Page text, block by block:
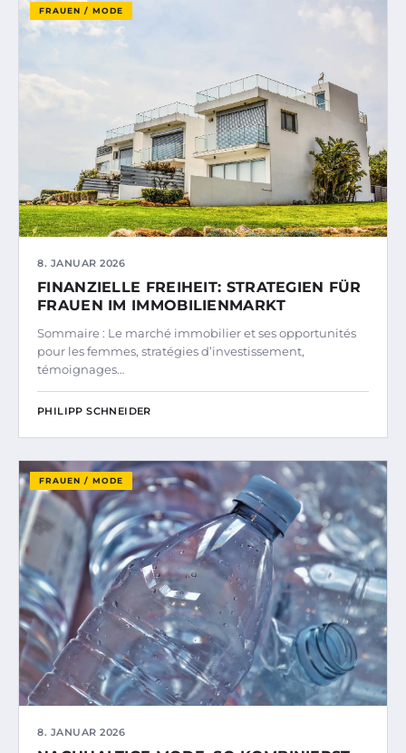
FRAUEN / MODE
8. JANUAR 2026
FINANZIELLE FREIHEIT: STRATEGIEN FÜR
FRAUEN IM IMMOBILIENMARKT
Sommaire : Le marché immobilier et ses opportunités
pour les femmes, stratégies d’investissement,
témoignages…
PHILIPP SCHNEIDER
FRAUEN / MODE
8. JANUAR 2026